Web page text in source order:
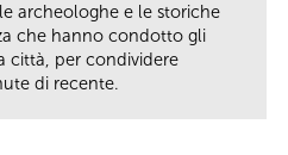
archeologhe e le storiche
che hanno condotto gli
città, per condividere
di recente.